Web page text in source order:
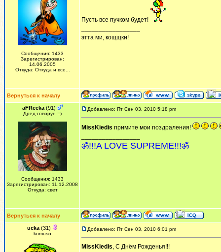
Сообщения: 1433
Зарегистрирован:
14.06.2005
Откуда: Откуда и все...
Пусть все пучком будет!
этта ми, кощщки!
Вернуться к началу
aFReeka (91)
Дред-говорун =)
Сообщения: 1433
Зарегистрирован: 11.12.2008
Откуда: свет
Добавлено: Пт Сен 03, 2010 5:18 pm
MissKiedis примите мои поздраления!
ॐ!!!A LOVE SUPREME!!!ॐ
Вернуться к началу
ucka (31)
komuso
Добавлено: Пт Сен 03, 2010 6:01 pm
MissKiedis, С Днём Рожденья!!!